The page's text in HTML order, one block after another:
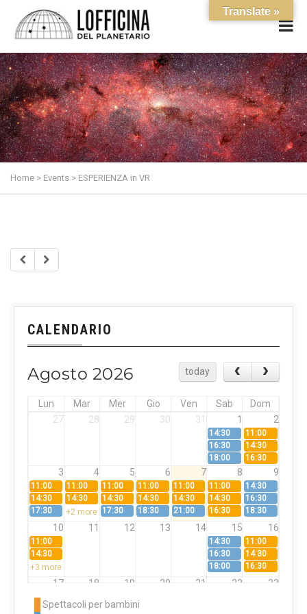
Home > Events > ESPERIENZA in VR
CALENDARIO
Agosto 2026 today
Lun Mar Mer Gio Ven Sab
Dom
27
28 29 30 31 1 2
14:30
11:00
16:30
14:30
18:00
16:30
3 4 5 6 7 8 9
11:00 11:00 11:00 11:00 11:00 11:00
14:30
14:30
14:30 14:30 14:30 14:30 14:30
16:30
17:30
+2 more 17:30 18:30 21:00 16:30 18:30
10 11 12 13 14 15 16
11:00 14:30
11:00
14:30
16:30
14:30
+3 more
18:00 16:30
17 18 19 20 21 22 23
11:00
14:30
14:30 14:30 14:30
Spettacoli per bambini
Translate »